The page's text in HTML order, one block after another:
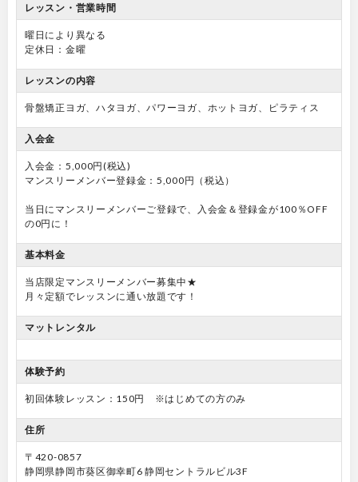
レッスン・営業時間
曜日により異なる
定休日：金曜
レッスンの内容
骨盤矯正ヨガ、ハタヨガ、パワーヨガ、ホットヨガ、ピラティス
入会金
入会金：5,000円(税込)
マンスリーメンバー登録金：5,000円（税込）
当日にマンスリーメンバーご登録で、入会金＆登録金が100％OFF
の0円に！
基本料金
当店限定マンスリーメンバー募集中★
月々定額でレッスンに通い放題です！
マットレンタル
体験予約
初回体験レッスン：150円 ※はじめての方のみ
住所
〒420-0857
静岡県静岡市葵区御幸町6 静岡セントラルビル3F